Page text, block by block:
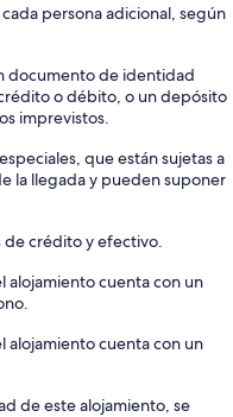
persona adicional, según
documento de identidad
o débito, o un depósito
imprevistos.
que están sujetas a
la llegada y pueden suponer
de crédito y efectivo.
alojamiento cuenta con un
alojamiento cuenta con un
de este alojamiento, se